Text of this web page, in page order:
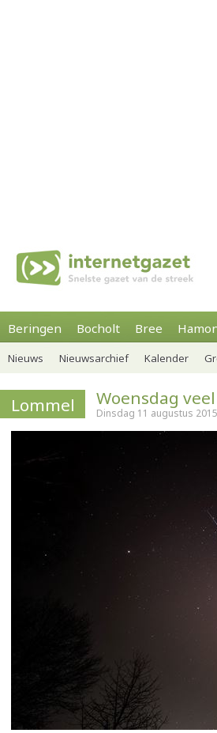
Beringen Bocholt Bree
Nieuws Nieuwsarchief Kalender
Lommel Woensdag
Dinsdag 11 augustus 2015